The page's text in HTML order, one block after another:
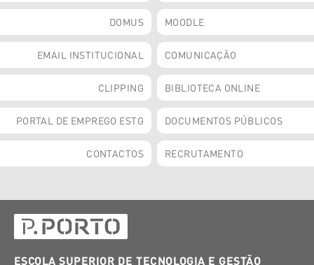
DOMUS MOODLE
EMAIL INSTITUCIONAL COMUNICAÇÃO
CLIPPING BIBLIOTECA ONLINE
PORTAL DE EMPREGO ESTG DOCUMENTOS PÚBLICOS
CONTACTOS RECRUTAMENTO
ESCOLA SUPERIOR DE TECNOLOGIA E GESTÃO